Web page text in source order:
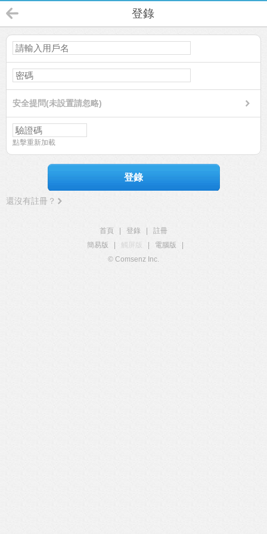
登錄
安全提問(未設置請忽略)
點擊重新加載
登錄
還沒有註冊？
首頁 登錄
註冊
簡易版
觸屏版 電腦版
© Comsenz Inc.